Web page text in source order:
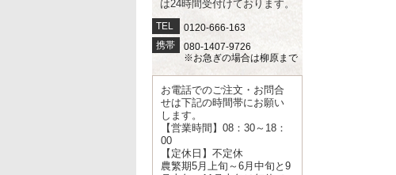
は24時間受付けております。
TEL
0120-666-163
携帯
080-1407-9726
※お急ぎの場合は柳原まで
お電話でのご注文・お問合
せは下記の時間帯にお願い
します。
【営業時間】08：30～18：
00
【定休日】不定休
農繁期5月上旬～6月中旬と9